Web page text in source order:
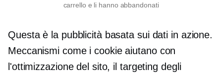
carrello e li hanno abbandonati
Questa è la pubblicità basata sui dati in azione.
Meccanismi come i cookie aiutano con
l'ottimizzazione del sito, il targeting degli